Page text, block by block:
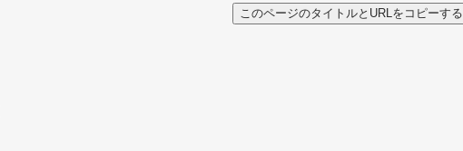
このページのタイトルとURLをコピーする